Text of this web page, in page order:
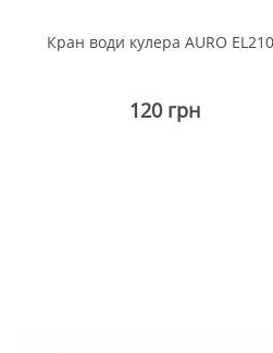
Кран води кулера AURO
120 грн